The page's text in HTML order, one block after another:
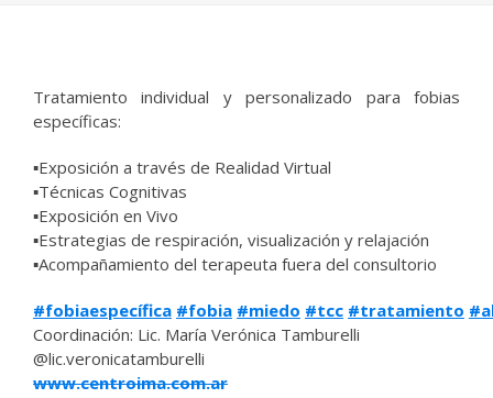
Tratamiento individual y personalizado para fobias
específicas:
▪Exposición a través de Realidad Virtual
▪Técnicas Cognitivas
▪Exposición en Vivo
▪Estrategias de respiración, visualización y relajación
▪Acompañamiento del terapeuta fuera del consultorio
#fobiaespecífica #fobia #miedo #tcc #tratamiento #
Coordinación: Lic. María Verónica Tamburelli
@lic.veronicatamburelli
www.centroima.com.ar